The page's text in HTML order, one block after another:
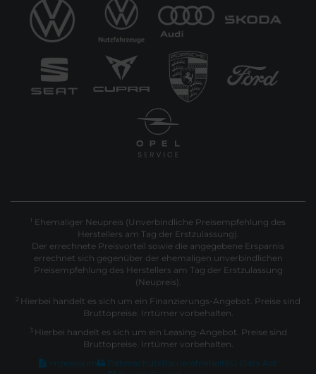
1 Ehemaliger Neupreis (Unverbindliche Preisempfehlung des
Herstellers am Tag der Erstzulassung).
Der errechnete Preisvorteil sowie die angegebene Ersparnis
errechnet sich gegenüber der ehemaligen unverbindlichen
Preisempfehlung des Herstellers am Tag der Erstzulassung
(Neupreis).
2 Hierbei handelt es sich um ein Finanzierungs-Angebot. Preise sind
Bruttopreise. Irrtümer vorbehalten.
3 Hierbei handelt es sich um ein Leasing-Angebot. Preise sind
Bruttopreise. Irrtümer vorbehalten.
Impressum
Datenschutz Barrierefreiheit EU Data Act